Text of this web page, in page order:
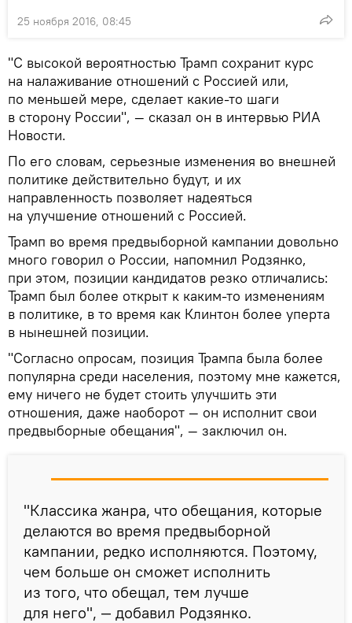
25 ноября 2016, 08:45
"С высокой вероятностью Трамп сохранит курс
на налаживание отношений с Россией или,
по меньшей мере, сделает какие-то шаги
в сторону России", — сказал он в интервью РИА
Новости.
По его словам, серьезные изменения во внешней
политике действительно будут, и их
направленность позволяет надеяться
на улучшение отношений с Россией.
Трамп во время предвыборной кампании довольно
много говорил о России, напомнил Родзянко,
при этом, позиции кандидатов резко отличались:
Трамп был более открыт к каким-то изменениям
в политике, в то время как Клинтон более уперта
в нынешней позиции.
"Согласно опросам, позиция Трампа была более
популярна среди населения, поэтому мне кажется,
ему ничего не будет стоить улучшить эти
отношения, даже наоборот — он исполнит свои
предвыборные обещания", — заключил он.
"Классика жанра, что обещания, которые
делаются во время предвыборной
кампании, редко исполняются. Поэтому,
чем больше он сможет исполнить
из того, что обещал, тем лучше
для него", — добавил Родзянко.